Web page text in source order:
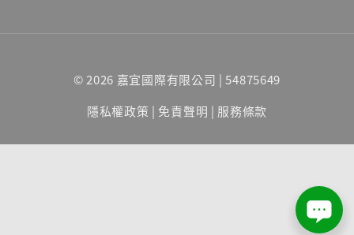
© 2026 嘉宜國際有限公司 | 54875649
隱私權政策 | 免責聲明 | 服務條款